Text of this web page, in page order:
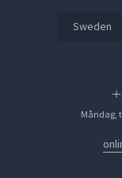
Sweden
Måndag,